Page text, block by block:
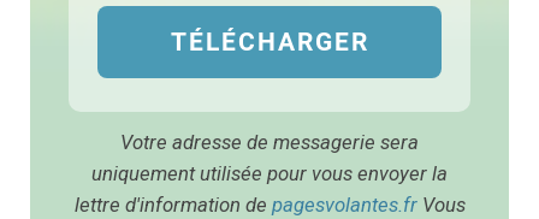
TÉLÉCHARGER
Votre adresse de messagerie sera
uniquement utilisée pour vous envoyer la
lettre d'information de pagesvolantes.frVous